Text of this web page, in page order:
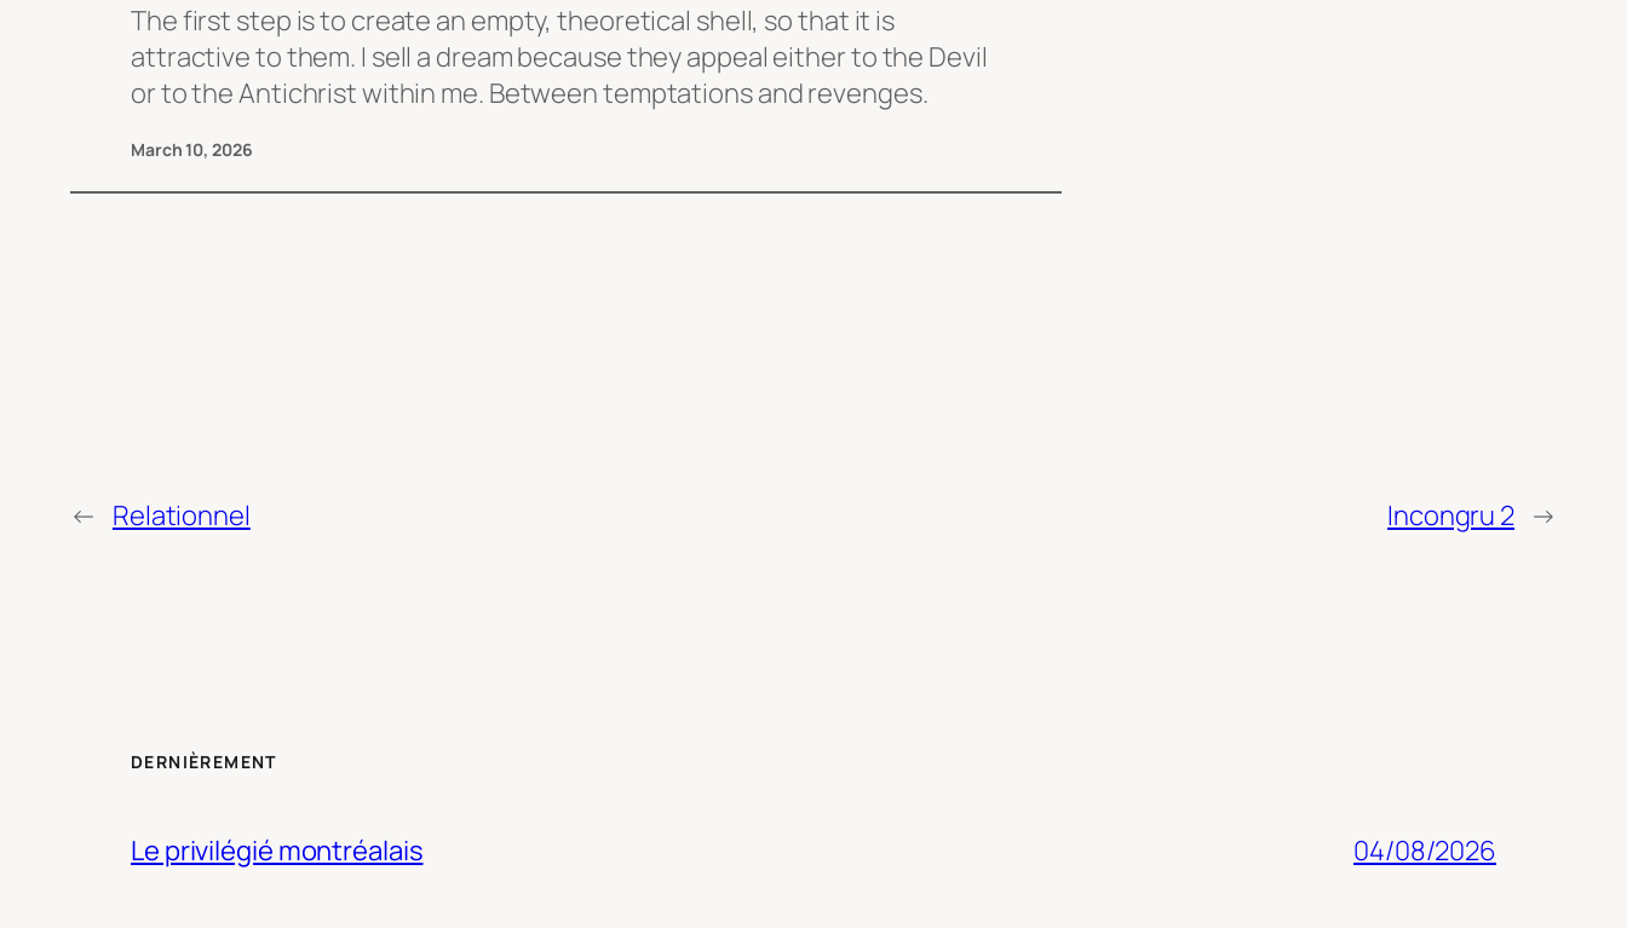
The first step is to create an empty, theoretical shell, so that it is
attractive to them. I sell a dream because they appeal either to the Devil
or to the Antichrist within me. Between temptations and revenges.
March 10, 2026
← Relationnel Incongru 2 →
DERNIÈREMENT
Le privilégié montréalais 04/08/2026